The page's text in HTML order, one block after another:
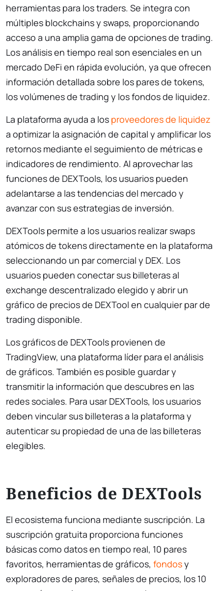
herramientas para los traders. Se integra con
múltiples blockchains y swaps, proporcionando
acceso a una amplia gama de opciones de trading.
Los análisis en tiempo real son esenciales en un
mercado DeFi en rápida evolución, ya que ofrecen
información detallada sobre los pares de tokens,
los volúmenes de trading y los fondos de liquidez.
La plataforma ayuda a los proveedores de liquidez
a optimizar la asignación de capital y amplificar los
retornos mediante el seguimiento de métricas e
indicadores de rendimiento. Al aprovechar las
funciones de DEXTools, los usuarios pueden
adelantarse a las tendencias del mercado y
avanzar con sus estrategias de inversión.
DEXTools permite a los usuarios realizar swaps
atómicos de tokens directamente en la plataforma
seleccionando un par comercial y DEX. Los
usuarios pueden conectar sus billeteras al
exchange descentralizado elegido y abrir un
gráfico de precios de DEXTool en cualquier par de
trading disponible.
Los gráficos de DEXTools provienen de
TradingView, una plataforma líder para el análisis
de gráficos. También es posible guardar y
transmitir la información que descubres en las
redes sociales. Para usar DEXTools, los usuarios
deben vincular sus billeteras a la plataforma y
autenticar su propiedad de una de las billeteras
elegibles.
Beneficios de DEXTools
El ecosistema funciona mediante suscripción. La
suscripción gratuita proporciona funciones
básicas como datos en tiempo real, 10 pares
favoritos, herramientas de gráficos, fondosy
exploradores de pares, señales de precios, los 10